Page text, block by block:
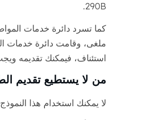
290B.
ملغى، وقامت دائرة خدمات
استئناف، فيمكنك تقديمه
من لا يستطيع تقديم
لا يمكنك استخدام هذا